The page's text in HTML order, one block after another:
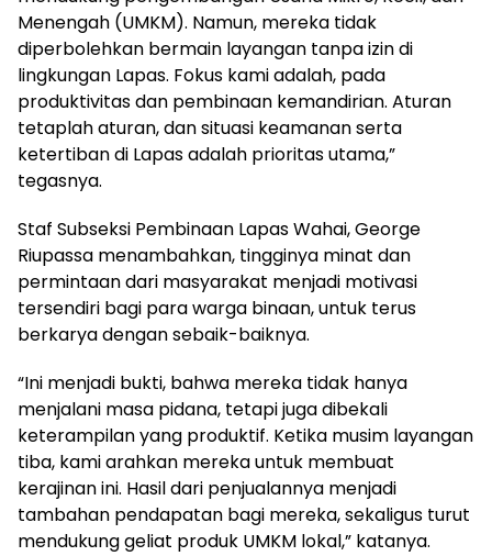
Menengah (UMKM). Namun, mereka tidak
diperbolehkan bermain layangan tanpa izin di
lingkungan Lapas. Fokus kami adalah, pada
produktivitas dan pembinaan kemandirian. Aturan
tetaplah aturan, dan situasi keamanan serta
ketertiban di Lapas adalah prioritas utama,”
tegasnya.
Staf Subseksi Pembinaan Lapas Wahai, George
Riupassa menambahkan, tingginya minat dan
permintaan dari masyarakat menjadi motivasi
tersendiri bagi para warga binaan, untuk terus
berkarya dengan sebaik-baiknya.
“Ini menjadi bukti, bahwa mereka tidak hanya
menjalani masa pidana, tetapi juga dibekali
keterampilan yang produktif. Ketika musim layangan
tiba, kami arahkan mereka untuk membuat
kerajinan ini. Hasil dari penjualannya menjadi
tambahan pendapatan bagi mereka, sekaligus turut
mendukung geliat produk UMKM lokal,” katanya.